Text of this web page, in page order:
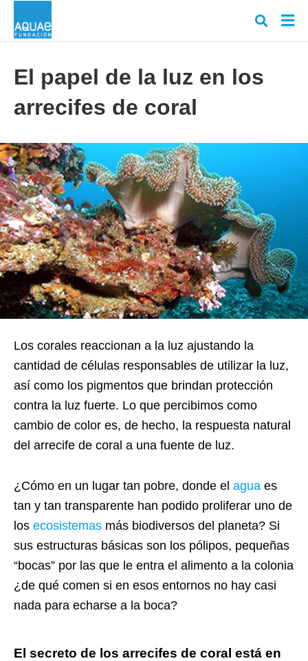
y
El papel de la luz en los
arrecifes de coral
Los corales reaccionan a la luz ajustando la
cantidad de células responsables de utilizar la luz,
así como los pigmentos que brindan protección
contra la luz fuerte. Lo que percibimos como
cambio de color es, de hecho, la respuesta natural
del arrecife de coral a una fuente de luz.
¿Cómo en un lugar tan pobre, donde el agua es
tan y tan transparente han podido proliferar uno de
los ecosistemas más biodiversos del planeta? Si
sus estructuras básicas son los pólipos, pequeñas
“bocas” por las que le entra el alimento a la colonia
¿de qué comen si en esos entornos no hay casi
nada para echarse a la boca?
El secreto de los arrecifes de coral está en